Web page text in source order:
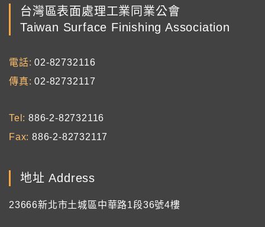
台灣區表面處理工業同業公會
Taiwan Surface Finishing Association
電話
02-82732116
傳真
02-82732117
Tel
886-2-82732116
Fax 886-2-82732117
地址 Address
23666新北市土城區中華路1段36號4樓